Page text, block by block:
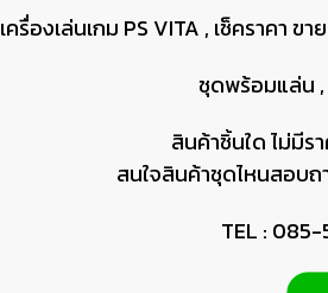
เครื่องเล่นเกม PS VITA , เช็คราคา
ชุดพร้อมแล่น ,
สินค้าชิ้นใด ไม่มีร
สนใจสินค้าชุดไหนสอบถ
TEL :